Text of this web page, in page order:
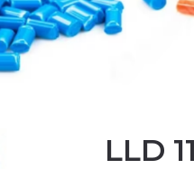
LLD